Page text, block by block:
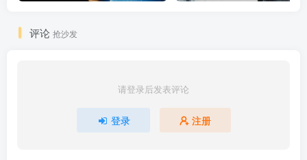
评论 抢沙发
请登录后发表评论
登录 注册